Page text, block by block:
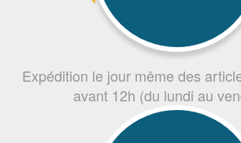
Expédition le jour même des
avant 12h (du lundi au